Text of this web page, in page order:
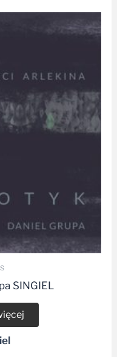
SINGIEL
życzeń